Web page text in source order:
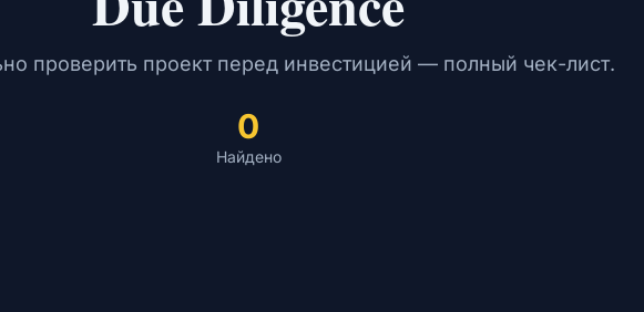
проверить проект перед инвестицией — полный чек-лист.
0
Найдено